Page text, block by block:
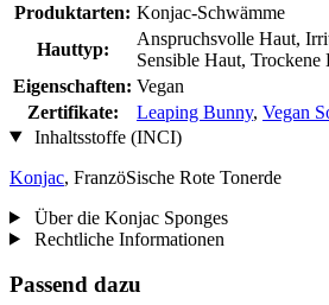
Produktarten: Konjac-Schwämme
Hauttyp:
Anspruchsvolle Haut,
Sensible Haut, Trockene
Eigenschaften: Vegan
Zertifikate:
Leaping Bunny, Vegan
Inhaltsstoffe (INCI)
Konjac, FranzöSische Rote Tonerde
Über die Konjac Sponges
Rechtliche Informationen
Passend dazu